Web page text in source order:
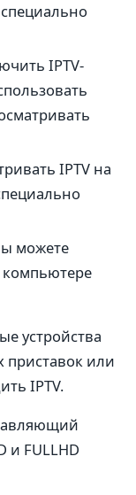
IPTV-
IPTV на
можете
компьютере
устройства
приставок или
IPTV.
и FULLHD